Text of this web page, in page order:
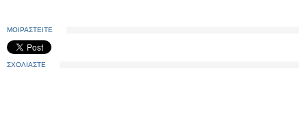
ΜΟΙΡΑΣΤΕΙΤΕ
ΣΧΟΛΙΑΣΤΕ